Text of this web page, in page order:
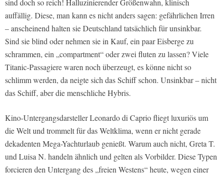
auffällig. Diese, man kann es nicht anders sagen: gefährlichen Irren
– anscheinend halten sie Deutschland tatsächlich für unsinkbar.
Sind sie blind oder nehmen sie in Kauf, ein paar Eisberge zu
schrammen, ein „compartment“ oder zwei fluten zu lassen? Viele
Titanic-Passagiere waren noch überzeugt, es könne nicht so
schlimm werden, da neigte sich das Schiff schon. Unsinkbar – nicht
das Schiff, aber die menschliche Hybris.
Kino-Untergangsdarsteller Leonardo di Caprio fliegt luxuriös um
die Welt und trommelt für das Weltklima, wenn er nicht gerade
dekadenten Mega-Yachturlaub genießt. Warum auch nicht, Greta T.
und Luisa N. handeln ähnlich und gelten als Vorbilder. Diese Typen
forcieren den Untergang des „freien Westens“ heute, wegen einer